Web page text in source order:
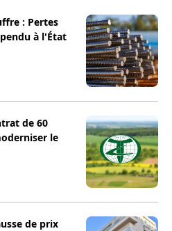
: Pertes
à l'État
de 60
le
de prix